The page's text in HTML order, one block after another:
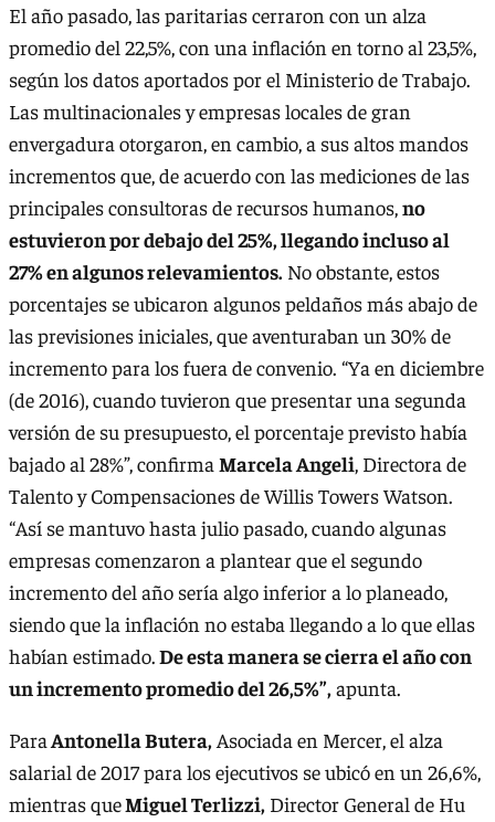
El año pasado, las paritarias cerraron con un alza
promedio del 22,5%, con una inflación en torno al 23,5%,
según los datos aportados por el Ministerio de Trabajo.
Las multinacionales y empresas locales de gran
envergadura otorgaron, en cambio, a sus altos mandos
incrementos que, de acuerdo con las mediciones de las
principales consultoras de recursos humanos,no
estuvieron por debajo del 25%, llegando incluso al
27% en algunos relevamientos. No obstante, estos
porcentajes se ubicaron algunos peldaños más abajo de
las previsiones iniciales, que aventuraban un 30% de
incremento para los fuera de convenio. “Ya en diciembre
(de 2016), cuando tuvieron que presentar una segunda
versión de su presupuesto, el porcentaje previsto había
bajado al 28%”, confirma Marcela Angeli, Directora de
Talento y Compensaciones de Willis Towers Watson.
“Así se mantuvo hasta julio pasado, cuando algunas
empresas comenzaron a plantear que el segundo
incremento del año sería algo inferior a lo planeado,
siendo que la inflación no estaba llegando a lo que ellas
habían estimado.De esta manera se cierra el año con
un incremento promedio del 26,5%”,apunta.
ParaAntonella Butera, Asociada en Mercer, el alza
salarial de 2017 para los ejecutivos se ubicó en un 26,6%,
mientras queMiguel Terlizzi, Director General de Hu